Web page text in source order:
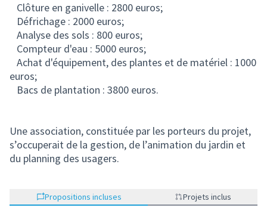
Clôture en ganivelle : 2800 euros;
Défrichage : 2000 euros;
Analyse des sols : 800 euros;
Compteur d'eau : 5000 euros;
Achat d'équipement, des plantes et de matériel : 1000
euros;
Bacs de plantation : 3800 euros.
Une association, constituée par les porteurs du projet,
s’occuperait de la gestion, de l’animation du jardin et
du planning des usagers.
Propositions incluses Projets inclus